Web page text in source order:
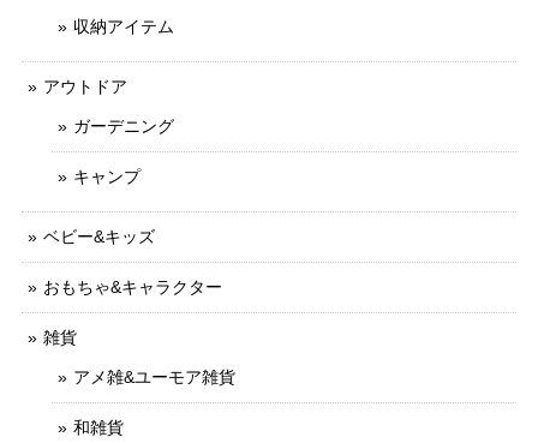
収納アイテム
アウトドア
ガーデニング
キャンプ
ベビー&キッズ
おもちゃ&キャラクター
雑貨
アメ雑&ユーモア雑貨
和雑貨